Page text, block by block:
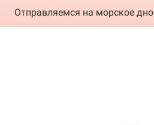
Отправляемся на морское дно